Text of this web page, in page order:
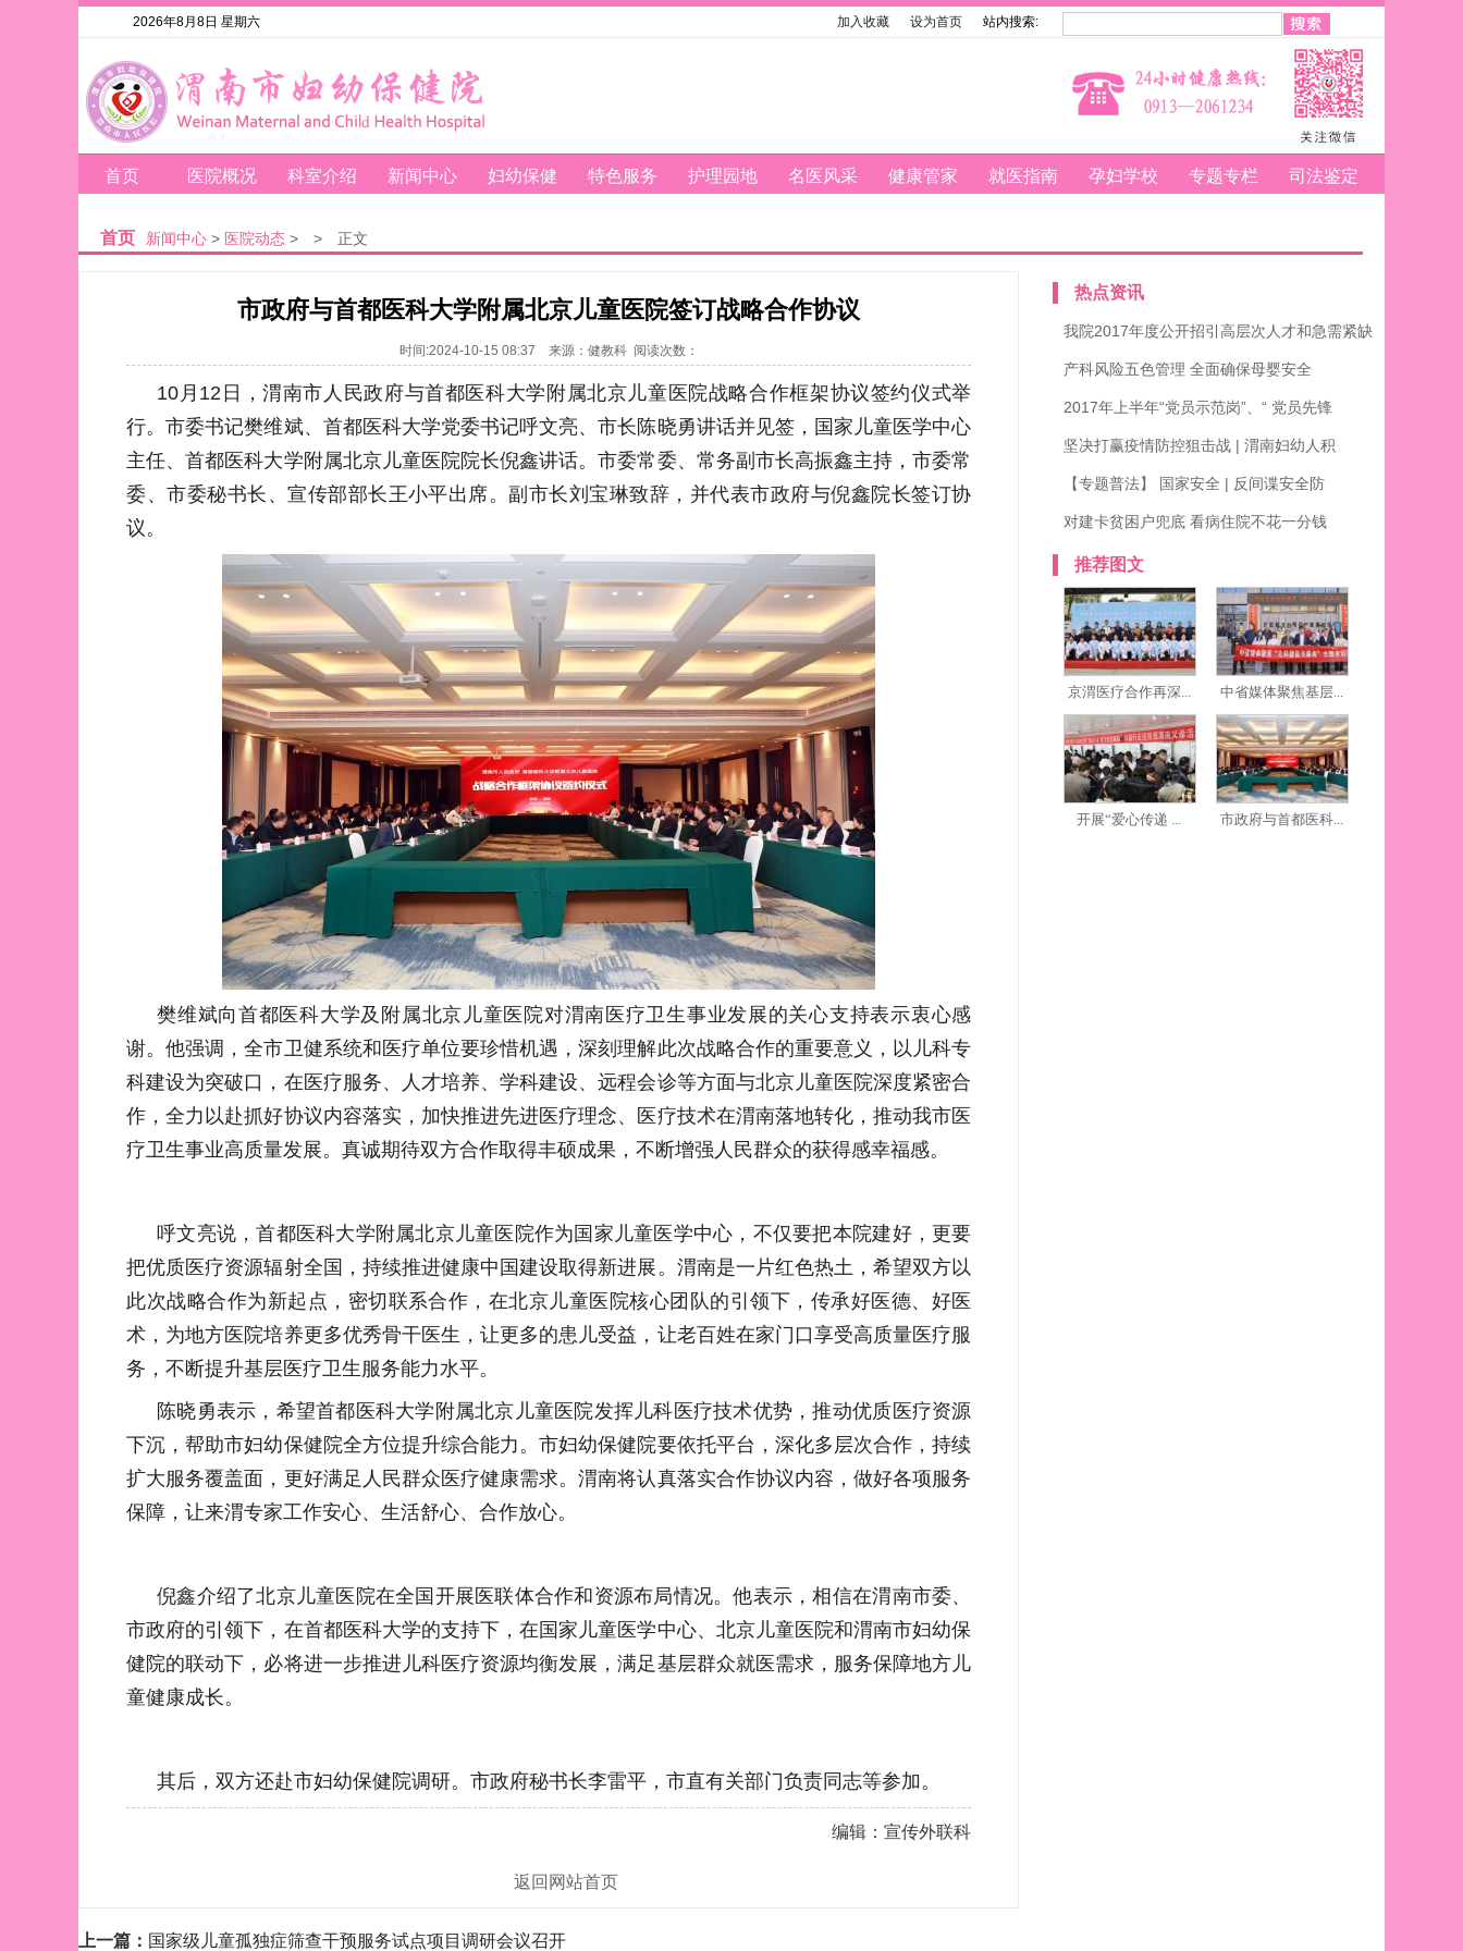
2026年8月8日 星期六 站内搜索:
设为首页
加入收藏
首页 医院概况 科室介绍 新闻中心 妇幼保健 特色服务 护理园地 名医风采 健康管家 就医指南 孕妇学校 专题专栏 司法鉴定
首页 新闻中心 > 医院动态 > > 正文
市政府与首都医科大学附属北京儿童医院签订战略合作协议
时间:2024-10-15 08:37 来源：健教科 阅读次数：
10月12日，渭南市人民政府与首都医科大学附属北京儿童医院战略合作框架协议签约仪式举
行。市委书记樊维斌、首都医科大学党委书记呼文亮、市长陈晓勇讲话并见签，国家儿童医学中心
主任、首都医科大学附属北京儿童医院院长倪鑫讲话。市委常委、常务副市长高振鑫主持，市委常
委、市委秘书长、宣传部部长王小平出席。副市长刘宝琳致辞，并代表市政府与倪鑫院长签订协
议。
樊维斌向首都医科大学及附属北京儿童医院对渭南医疗卫生事业发展的关心支持表示衷心感
谢。他强调，全市卫健系统和医疗单位要珍惜机遇，深刻理解此次战略合作的重要意义，以儿科专
科建设为突破口，在医疗服务、人才培养、学科建设、远程会诊等方面与北京儿童医院深度紧密合
作，全力以赴抓好协议内容落实，加快推进先进医疗理念、医疗技术在渭南落地转化，推动我市医
疗卫生事业高质量发展。真诚期待双方合作取得丰硕成果，不断增强人民群众的获得感幸福感。
呼文亮说，首都医科大学附属北京儿童医院作为国家儿童医学中心，不仅要把本院建好，更要
把优质医疗资源辐射全国，持续推进健康中国建设取得新进展。渭南是一片红色热土，希望双方以
此次战略合作为新起点，密切联系合作，在北京儿童医院核心团队的引领下，传承好医德、好医
术，为地方医院培养更多优秀骨干医生，让更多的患儿受益，让老百姓在家门口享受高质量医疗服
务，不断提升基层医疗卫生服务能力水平。
陈晓勇表示，希望首都医科大学附属北京儿童医院发挥儿科医疗技术优势，推动优质医疗资源
下沉，帮助市妇幼保健院全方位提升综合能力。市妇幼保健院要依托平台，深化多层次合作，持续
扩大服务覆盖面，更好满足人民群众医疗健康需求。渭南将认真落实合作协议内容，做好各项服务
保障，让来渭专家工作安心、生活舒心、合作放心。
倪鑫介绍了北京儿童医院在全国开展医联体合作和资源布局情况。他表示，相信在渭南市委、
市政府的引领下，在首都医科大学的支持下，在国家儿童医学中心、北京儿童医院和渭南市妇幼保
健院的联动下，必将进一步推进儿科医疗资源均衡发展，满足基层群众就医需求，服务保障地方儿
童健康成长。
其后，双方还赴市妇幼保健院调研。市政府秘书长李雷平，市直有关部门负责同志等参加。
编辑：宣传外联科
返回网站首页
上一篇： 国家级儿童孤独症筛查干预服务试点项目调研会议召开
热点资讯
我院2017年度公开招引高层次人才和急需紧缺
产科风险五色管理 全面确保母婴安全
2017年上半年“党员示范岗”、“ 党员先锋
坚决打赢疫情防控狙击战 | 渭南妇幼人积
【专题普法】 国家安全 | 反间谍安全防
对建卡贫困户兜底 看病住院不花一分钱
推荐图文
京渭医疗合作再深... 中省媒体聚焦基层...
开展“爱心传递 ... 市政府与首都医科...